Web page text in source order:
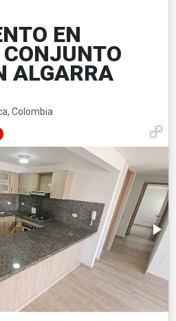
EN
ALGARRA
Colombia